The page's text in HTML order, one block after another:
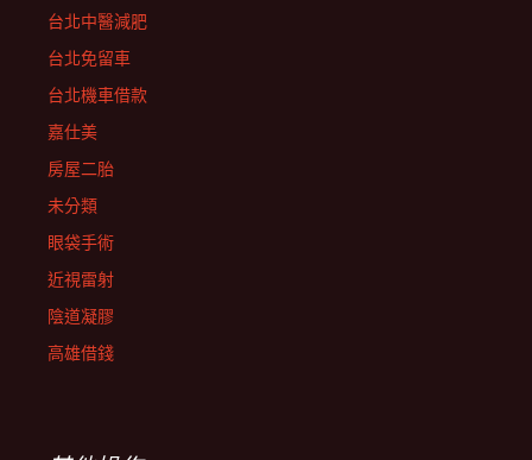
台北中醫減肥
台北免留車
台北機車借款
嘉仕美
房屋二胎
未分類
眼袋手術
近視雷射
陰道凝膠
高雄借錢